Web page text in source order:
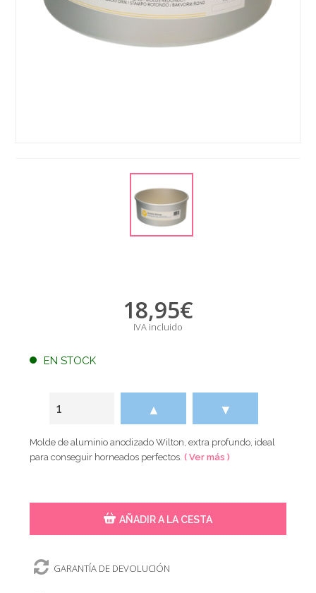
18,95€
IVA incluido
EN STOCK
▲ ▼
Molde de aluminio anodizado Wilton, extra profundo, ideal
para conseguir horneados perfectos.( Ver más )
AÑADIR A LA CESTA
GARANTÍA DE DEVOLUCIÓN